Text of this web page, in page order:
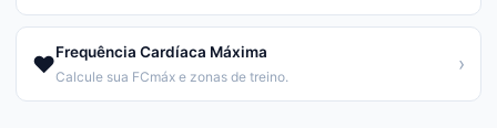
❤️Frequência Cardíaca Máxima
Calcule sua FCmáx e zonas de treino.
›